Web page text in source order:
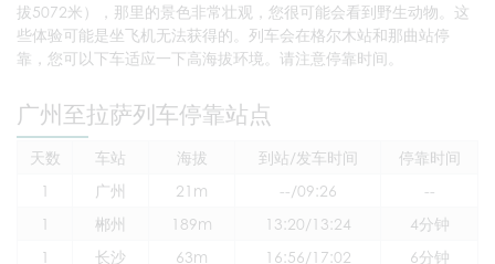
拔5072米），那里的景色非常壮观，您很可能会看到野生动物。这
些体验可能是坐飞机无法获得的。列车会在格尔木站和那曲站停
靠，您可以下车适应一下高海拔环境。请注意停靠时间。
广州至拉萨列车停靠站点
天数 车站 海拔 到站/发车时间
停靠时间
1
广州 21m --/09:26
--
1
郴州 189m 13:20/13:24
4分钟
1
长沙 63m 16:56/17:02
6分钟